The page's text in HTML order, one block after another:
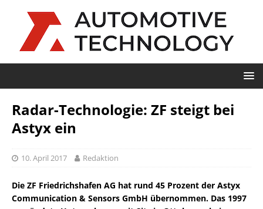
Radar-Technologie: ZF steigt bei
Astyx ein
10. April 2017 Redaktion
Die ZF Friedrichshafen AG hat rund 45 Prozent der Astyx
Communication & Sensors GmbH übernommen. Das 1997